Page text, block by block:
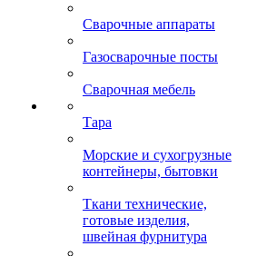
Сварочные аппараты
Газосварочные посты
Сварочная мебель
Тара
Морские и сухогрузные
контейнеры, бытовки
Ткани технические,
готовые изделия,
швейная фурнитура